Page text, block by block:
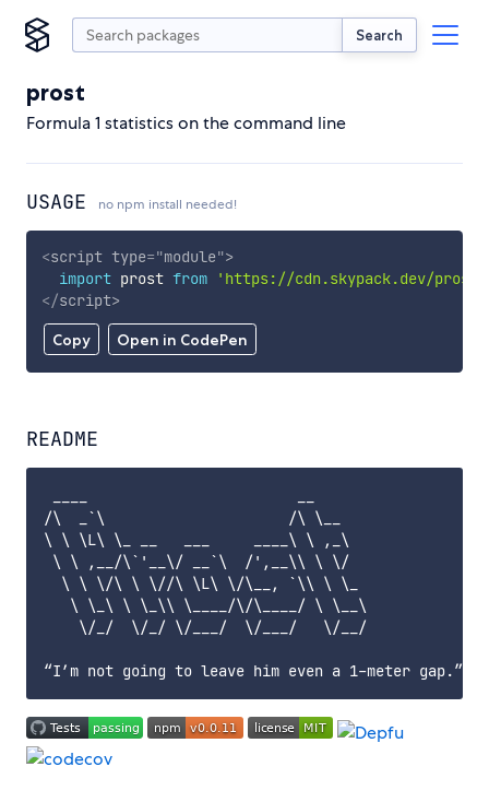
Search
prost
Formula 1 statistics on the command line
USAGE no npm install needed!
Copy Open in CodePen
<script type="module">
import prost from 'https://cdn.skypack.dev/prost'
</script>
README
/\  _`\                     /\ \__
\ \ \L\ \_ __   ___     ____\ \ ,_\
\ \ ,__/\`'__\/ __`\  /',__\\ \ \/
  \ \ \/\ \ \//\ \L\ \/\__, `\\ \ \_
   \ \_\ \ \_\\ \____/\/\____/ \ \__\
    \/_/  \/_/ \/___/  \/___/   \/__/